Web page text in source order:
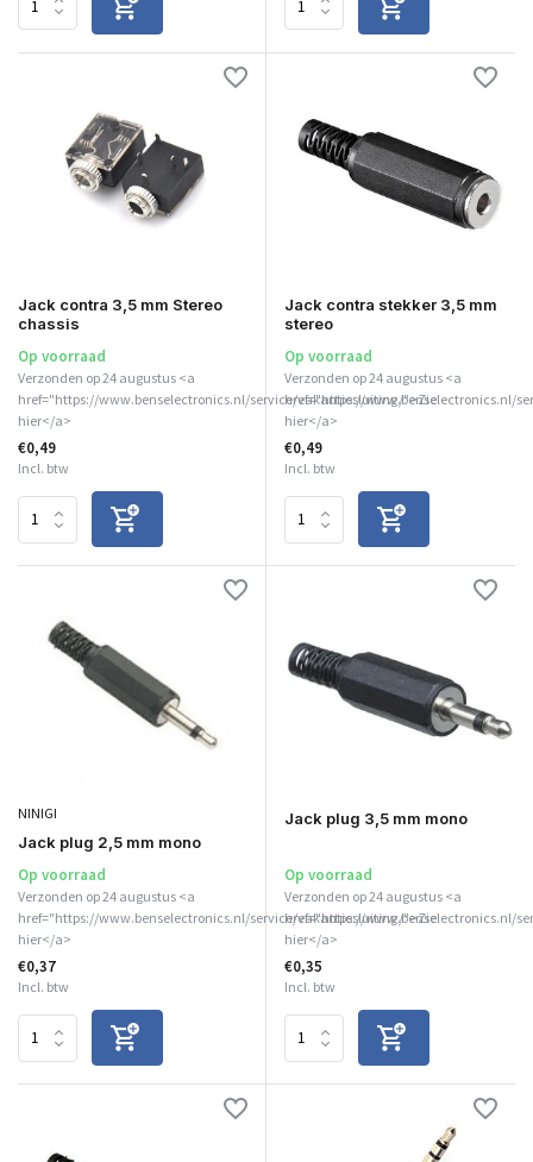
Jack contra 3,5 mm Stereo
chassis
Op voorraad
Verzonden op 24 augustus <a
href="https://www.benselectronics.nl/service/vakantiesluiting/">Zie
hier</a>
€0,49
Incl. btw
Jack contra stekker 3,5 mm
stereo
Op voorraad
Verzonden op 24 augustus <a
href="https://www.benselectronics.nl/
hier</a>
€0,49
Incl. btw
NINIGI
Jack plug 2,5 mm mono
Op voorraad
Verzonden op 24 augustus <a
href="https://www.benselectronics.nl/service/vakantiesluiting/">Zie
hier</a>
€0,37
Incl. btw
Jack plug 3,5 mm mono
Op voorraad
Verzonden op 24 augustus <a
href="https://www.benselectronics.nl/
hier</a>
€0,35
Incl. btw